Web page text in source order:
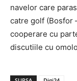
navelor care
catre golf (Bosfor
cooperare cu
discutiile cu